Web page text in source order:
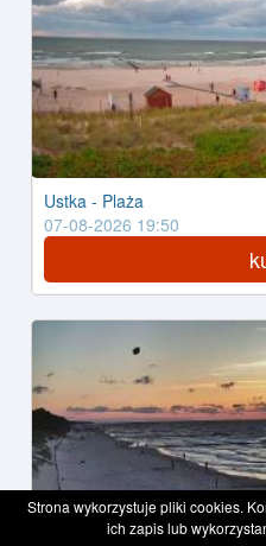
Ustka - Plaża
07-08-2026 19:50
Strona wykorzystuje pliki cookies.
ich zapis lub